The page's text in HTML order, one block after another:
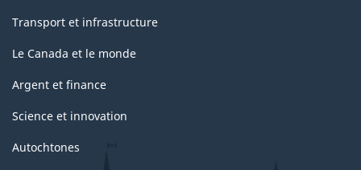
Transport et infrastructure
Le Canada et le monde
Argent et finance
Science et innovation
Autochtones